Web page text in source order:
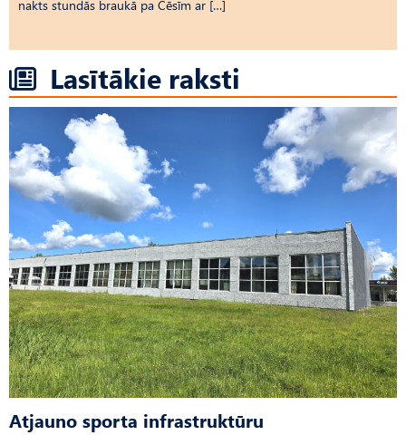
nakts stundās braukā pa Cēsīm ar […]
Lasītākie raksti
Atjauno sporta infrastruktūru